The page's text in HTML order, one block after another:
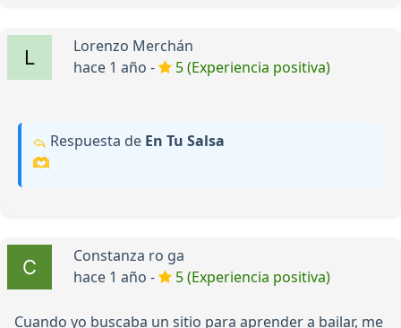
Lorenzo Merchán
hace 1 año -
5 (Experiencia positiva)
Respuesta de En Tu Salsa
🫶
Constanza ro ga
hace 1 año -
5 (Experiencia positiva)
Cuando yo buscaba un sitio para aprender a bailar, me